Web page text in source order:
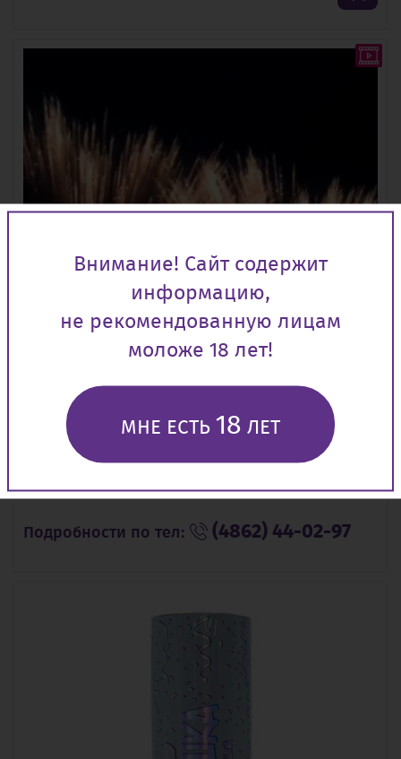
САЛЮТ
Подробности по тел: (4862) 44-02-97
Внимание! Сайт содержит
информацию,
не рекомендованную лицам
моложе 18 лет!
МНЕ ЕСТЬ 18 ЛЕТ